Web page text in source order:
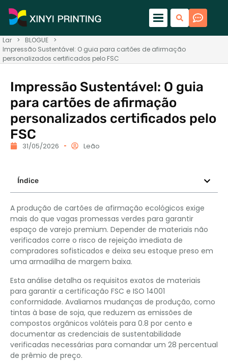
Lar > BLOGUE
>
Impressão Sustentável: O guia para cartões de afirmação
personalizados certificados pelo FSC
Impressão Sustentável: O guia
para cartões de afirmação
personalizados certificados pelo
FSC
31/05/2026 Leão
Índice
A produção de cartões de afirmação ecológicos exige
mais do que vagas promessas verdes para garantir
espaço de varejo premium. Depender de materiais não
verificados corre o risco de rejeição imediata de
compradores sofisticados e deixa seu estoque preso em
uma armadilha de margem baixa.
Esta análise detalha os requisitos exatos de materiais
para garantir a certificação FSC e ISO 14001
conformidade. Avaliamos mudanças de produção, como
tintas à base de soja, que reduzem as emissões de
compostos orgânicos voláteis para 0.8 por cento e
documentar as credenciais de sustentabilidade
verificadas necessárias para comandar um 28 percentual
de prêmio de preço.